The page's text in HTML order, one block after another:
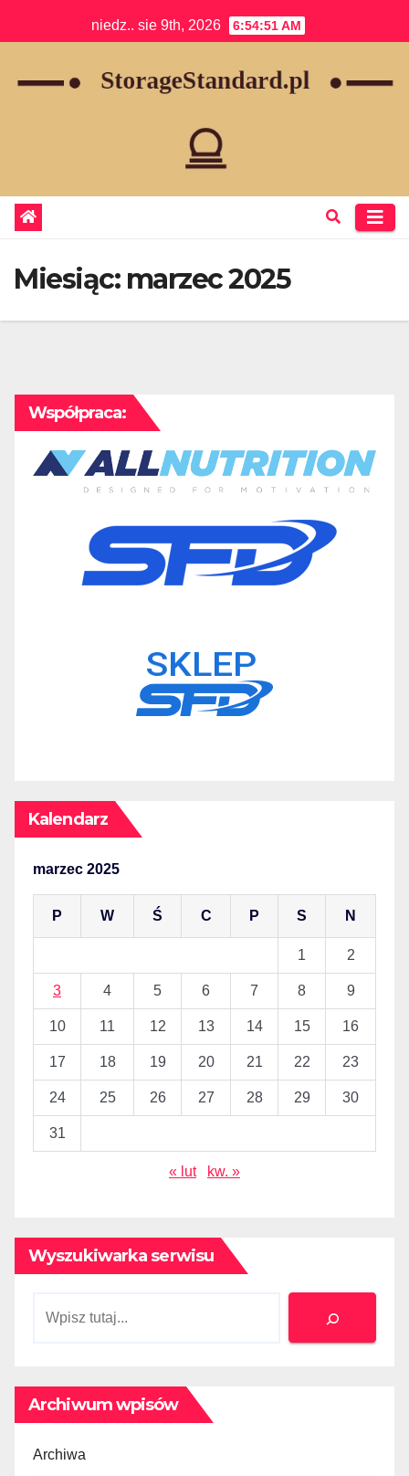
to
niedz.. sie 9th, 2026 6:54:51 AM
Miesiąc: marzec 2025
Współpraca:
Kalendarz
marzec 2025
P W Ś C P S N
1 2
3 4 5 6 7 8 9
10 11 12 13 14 15 16
17 18 19 20 21 22 23
24 25 26 27 28 29 30
31
« lut kw. »
Wyszukiwarka serwisu
Szukaj
Archiwum wpisów
Archiwa